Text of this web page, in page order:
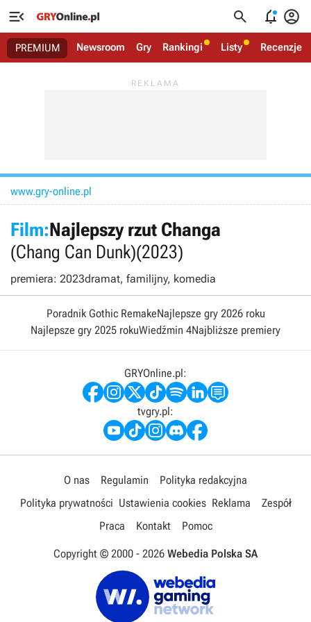
   
PREMIUM Newsroom Gry Rankingi Listy Recenzje
www.gry-online.pl
Film:Najlepszy rzut Changa
(Chang Can Dunk)(2023)
premiera: 2023dramat, familijny, komedia
Poradnik Gothic RemakeNajlepsze gry 2026 roku
Najlepsze gry 2025 rokuWiedźmin 4Najbliższe premiery
GRYOnline.pl:
tvgry.pl:
O nas Regulamin
Polityka redakcyjna
Polityka prywatności Ustawienia cookies Reklama
Zespół
Praca
Kontakt Pomoc
Copyright © 2000 - 2026 Webedia Polska SA